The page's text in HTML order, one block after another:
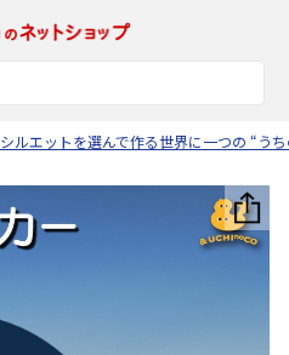
シルエットを選んで作る世界に一つの “う